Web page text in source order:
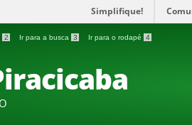
Simplifique!
2 Ir para a busca 3 Ir para o rodapé 4